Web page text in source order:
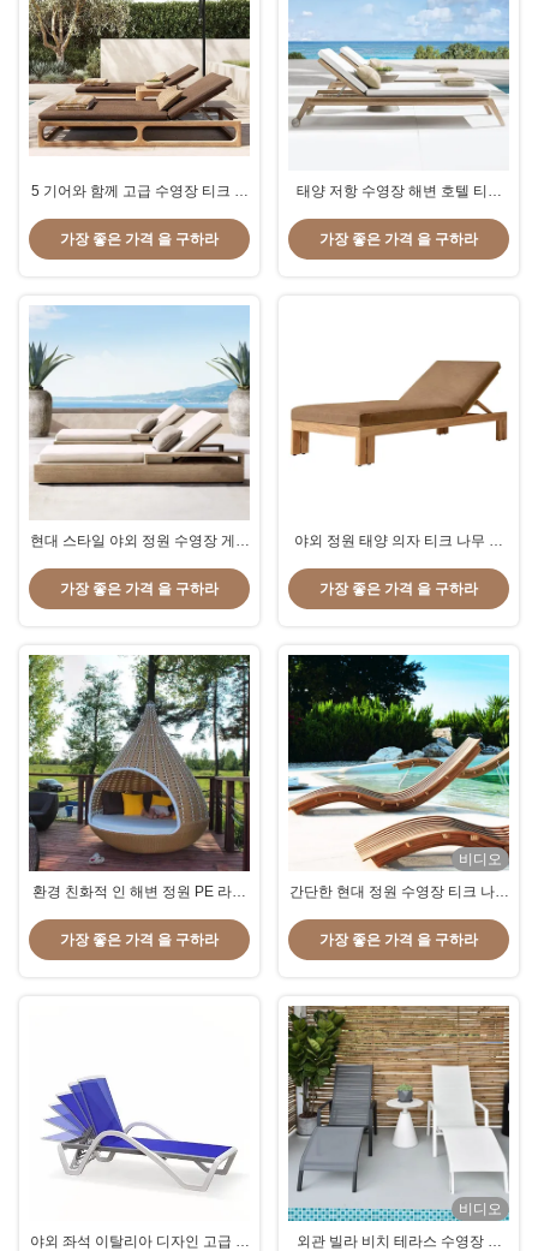
5 기어와 함께 고급 수영장 티크 나
침대
가장 좋은 가격 을 구하라
태양 저항 수영장 해변 호텔 티크
가장 좋은 가격 을 구하라
현대 스타일 야외 정원 수영장 게으
침대
가장 좋은 가격 을 구하라
야외 정원 태양 의자 티크 나무 현
와 침대
가장 좋은 가격 을 구하라
환경 친화적 인 해변 정원 PE 라탄
저 의자
가장 좋은 가격 을 구하라
비디오
간단한 현대 정원 수영장 티크 나무
리
가장 좋은 가격 을 구하라
야외 좌석 이탈리아 디자인 고급 라
비디오
외관 빌라 비치 테라스 수영장 및